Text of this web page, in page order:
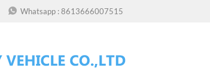
Whatsapp :8613666007515